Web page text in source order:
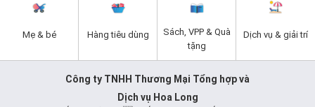
Mẹ & bé Hàng tiêu dùng
Sách, VPP & Quà
tặng
Dịch vụ & giải trí
Công ty TNHH Thương Mại Tổng hợp và
Dịch vụ Hoa Long